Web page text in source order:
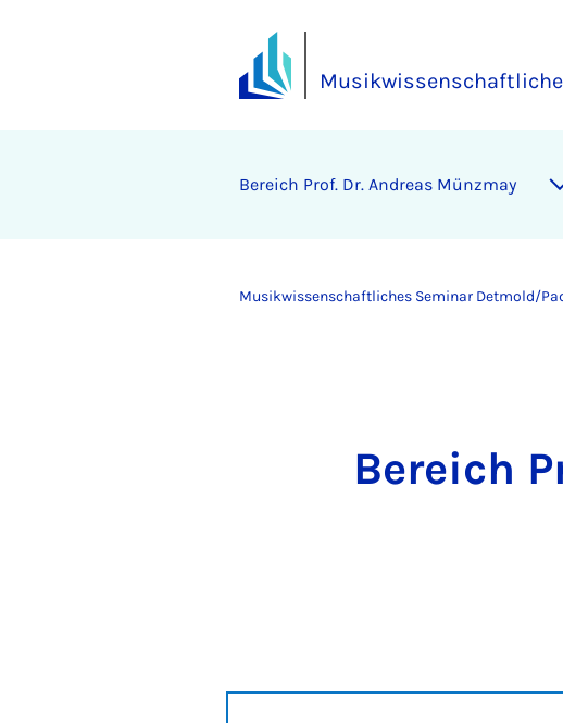
Bereich Prof. Dr. Andreas Münzmay
Musikwissenschaftliches Seminar Detmold/
Bereich